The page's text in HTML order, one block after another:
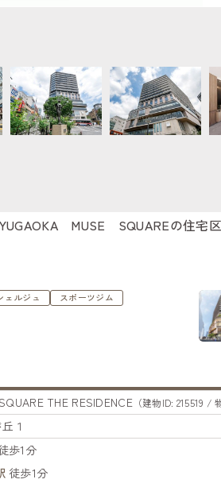
MUSE SQUAREの住宅
ェルジュ
スポーツジム
THE RESIDENCE（建物ID: 215519 /
１
歩1分
徒歩1分